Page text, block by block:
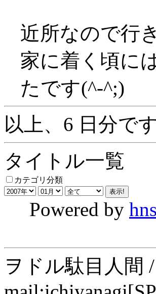
近所なので行
家に着く頃に
たです(^-^;)
以上、6 日分です
タイトル一覧
カテゴリ分類
Powered by
ヲドル駄目人間